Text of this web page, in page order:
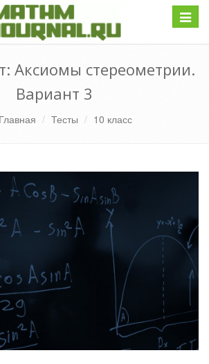
Аксиомы стереометрии.
Вариант 3
Тесты 10 класс